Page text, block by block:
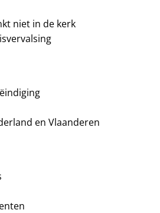
niet in de kerk
en Vlaanderen